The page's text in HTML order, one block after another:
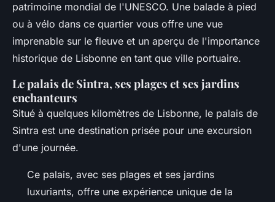
patrimoine mondial de l'UNESCO. Une balade à pied
ou à vélo dans ce quartier vous offre une vue
imprenable sur le fleuve et un aperçu de l'importance
historique de Lisbonne en tant que ville portuaire.
Le palais de Sintra, ses plages et ses jardins
enchanteurs
Situé à quelques kilomètres de Lisbonne, le palais de
Sintra est une destination prisée pour une excursion
d'une journée.
Ce palais, avec ses plages et ses jardins
luxuriants, offre une expérience unique de la